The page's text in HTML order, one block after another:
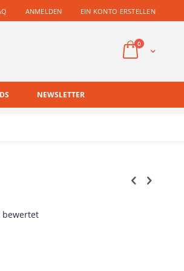
ANMELDEN EIN KONTO ERSTELLEN
Cart
0Artikel
NEWSLETTER
bewertet